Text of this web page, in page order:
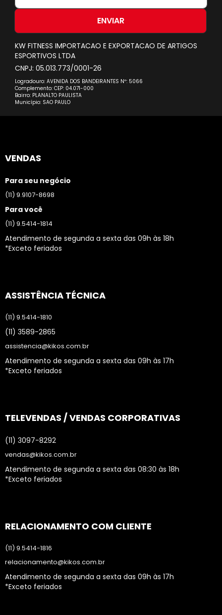
na
Newsletter:
ENVIAR
KW FITNESS IMPORTACAO E EXPORTACAO DE ARTIGOS
ESPORTIVOS LTDA
CNPJ: 05.013.773/0001-26
Logradouro: AVENIDA DOS BANDEIRANTES Nº: 5066
Complemento: CEP: 04.071-000
Bairro: PLANALTO PAULISTA
Município: SAO PAULO
VENDAS
Para seu negócio
(11) 9.9107-8698
Para você
(11) 9.5414-1814
Atendimento de segunda a sexta das 09h às 18h
*Exceto feriados
ASSISTÊNCIA TÉCNICA
(11) 9.5414-1810
(11) 3589-2865
assistencia@kikos.com.br
Atendimento de segunda a sexta das 09h às 17h
*Exceto feriados
TELEVENDAS / VENDAS CORPORATIVAS
(11) 3097-8292
vendas@kikos.com.br
Atendimento de segunda a sexta das 08:30 às 18h
*Exceto feriados
RELACIONAMENTO COM CLIENTE
(11) 9.5414-1816
relacionamento@kikos.com.br
Atendimento de segunda a sexta das 09h às 17h
*Exceto feriados